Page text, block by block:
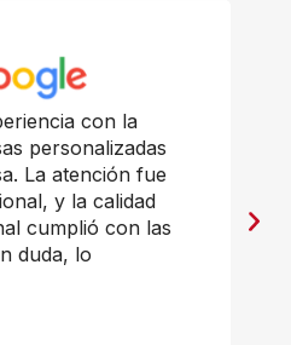
con la
personalizadas
La atención fue
y la calidad
cumplió con las
duda, lo